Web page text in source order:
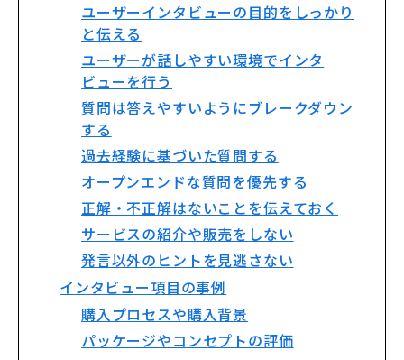
ユーザーインタビューの目的をしっかり
と伝える
ユーザーが話しやすい環境でインタ
ビューを行う
質問は答えやすいようにブレークダウン
する
過去経験に基づいた質問する
オープンエンドな質問を優先する
正解・不正解はないことを伝えておく
サービスの紹介や販売をしない
発言以外のヒントを見逃さない
インタビュー項目の事例
購入プロセスや購入背景
パッケージやコンセプトの評価